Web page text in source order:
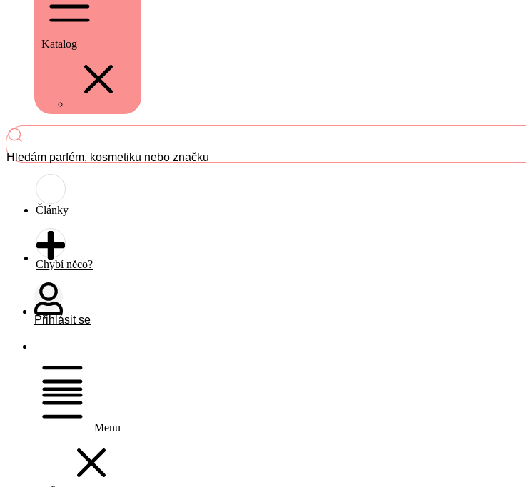
Katalog
Hledám parfém, kosmetiku nebo značku
Články
Chybí něco?
Přihlásit se
Menu